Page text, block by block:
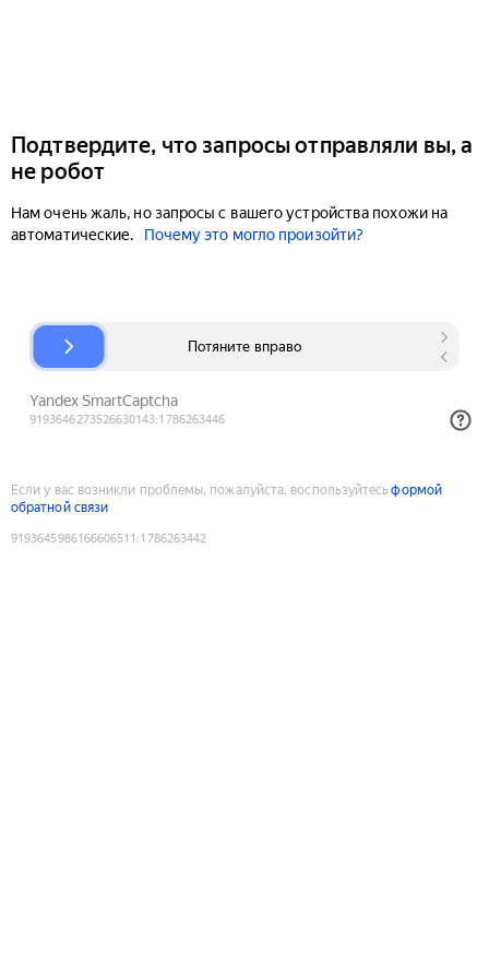
Подтвердите, что запросы отправляли вы, а
не робот
Нам очень жаль, но запросы с вашего устройства похожи на
автоматические.
Почему это могло произойти?
Если у вас возникли проблемы, пожалуйста, воспользуйтесьформой
обратной связи
9193645986166606511 :1786263442